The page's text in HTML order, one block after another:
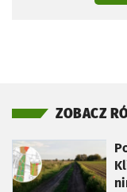
ZOBACZ
otworzy się w